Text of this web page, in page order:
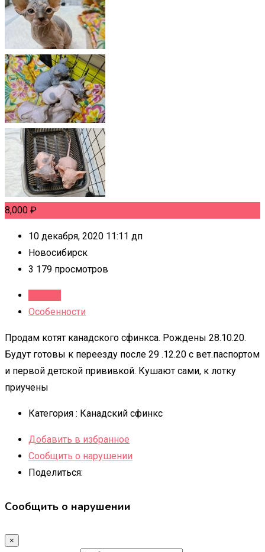
8,000 ₽
10 декабря, 2020 11:11 дп
Новосибирск
3 179 просмотров
Особенности
Продам котят канадского сфинкса. Рождены 28.10.20.
Будут готовы к переезду после 29 .12.20 с вет.паспортом
и первой детской прививкой. Кушают сами, к лотку
приучены
Категория : Канадский сфинкс
Добавить в избранное
Сообщить о нарушении
Поделиться:
Сообщить о нарушении
×